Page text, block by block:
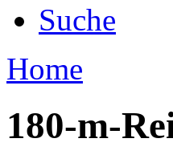
Suche
Home
180-m-